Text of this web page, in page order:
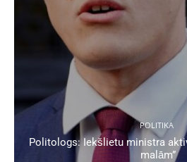
POLITIKA
Politologs: Iekšlietu ministra
malām”